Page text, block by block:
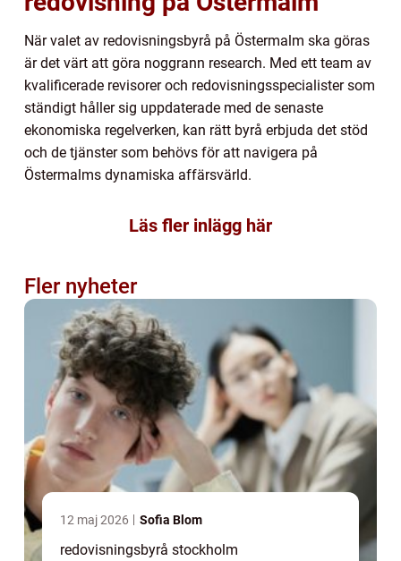
När valet av redovisningsbyrå på Östermalm ska göras
är det värt att göra noggrann research. Med ett team av
kvalificerade revisorer och redovisningsspecialister som
ständigt håller sig uppdaterade med de senaste
ekonomiska regelverken, kan rätt byrå erbjuda det stöd
och de tjänster som behövs för att navigera på
Östermalms dynamiska affärsvärld.
Läs fler inlägg här
Fler nyheter
12 maj 2026 Sofia Blom
redovisningsbyrå stockholm